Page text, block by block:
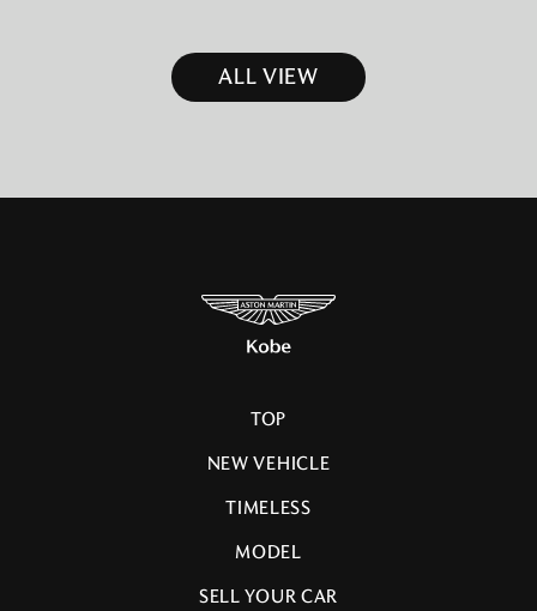
ALL VIEW
TOP
NEW VEHICLE
TIMELESS
MODEL
SELL YOUR CAR